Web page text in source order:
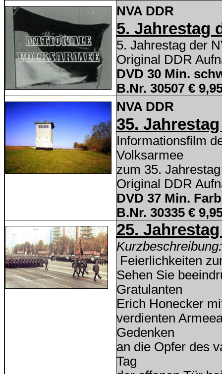
NVA DDR
5. Jahrestag
5. Jahrestag der
Original DDR
DVD 30 Min.
B.Nr. 30507 €
NVA DDR
35.
Informationsfilm
Volksarmee
zum 35.
Original DDR
DVD 37 Min.
B.Nr. 30335 €
25.
Feierlichkeiten
Sehen Sie
Gratulanten
Erich Honecker
verdienten
Gedenken
an die Opfer des
Tag